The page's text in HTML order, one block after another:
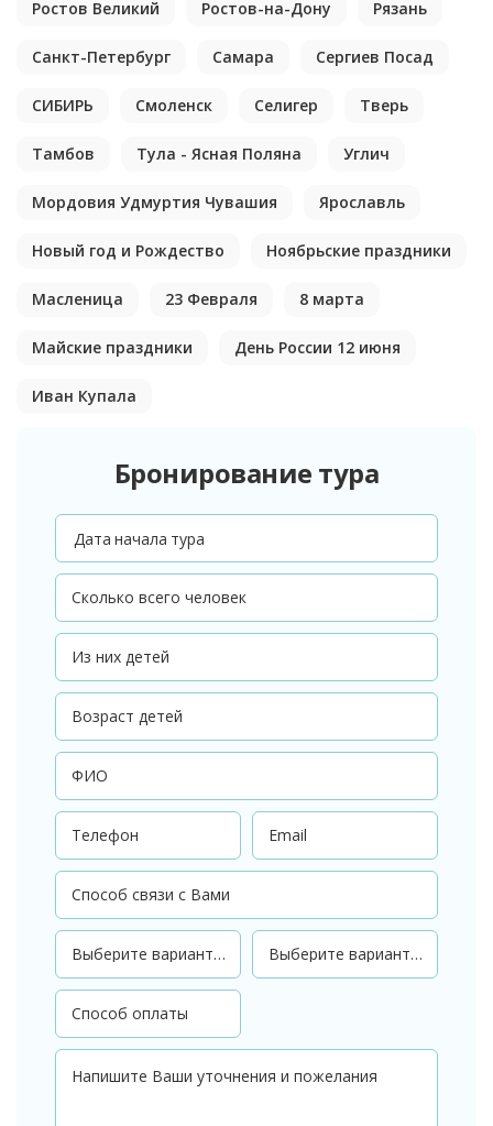
Ростов Великий Ростов-на-Дону Рязань
Санкт-Петербург Самара Сергиев Посад
СИБИРЬ Смоленск Селигер Тверь
Тамбов Тула - Ясная Поляна Углич
Мордовия Удмуртия Чувашия Ярославль
Новый год и Рождество Ноябрьские праздники
Масленица 23 Февраля 8 марта
Майские праздники День России 12 июня
Иван Купала
Бронирование тура
Дата начала тура